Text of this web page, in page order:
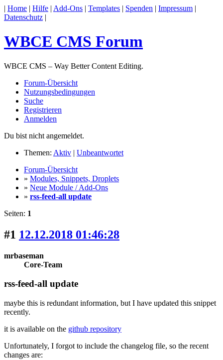
| Home | Hilfe | Add-Ons | Templates | Spenden | Impressum |
Datenschutz |
WBCE CMS Forum
WBCE CMS – Way Better Content Editing.
Forum-Übersicht
Nutzungsbedingungen
Suche
Registrieren
Anmelden
Du bist nicht angemeldet.
Themen: Aktiv | Unbeantwortet
Forum-Übersicht
» Modules, Snippets, Droplets
» Neue Module / Add-Ons
» rss-feed-all update
Seiten: 1
#1 12.12.2018 01:46:28
mrbaseman
Core-Team
rss-feed-all update
maybe this is redundant information, but I have updated this snippet
recently.
it is available on the github repository
Unfortunately, I forgot to include the changelog file, so the recent
changes are: